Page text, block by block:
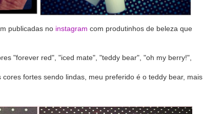
publicadas no instagram com produtinhos de beleza que
"forever red", "iced mate", "teddy bear", "oh my berry!",
fortes sendo lindas, meu preferido é o teddy bear, mais